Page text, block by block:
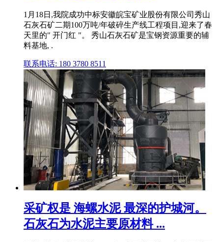
1月18日,我院成功中标安徽皖宝矿业股份有限公司秀山
石灰石矿二期100万吨/年破碎生产线工程项目,迎来了春
天里的" 开门红 "。 秀山石灰石矿是宝钢资源重要的辅
料基地, .
联系电话: 180 3780 8511
采矿权是 海螺水泥 最深的护城河。
石灰石为水泥主要原材料 ...